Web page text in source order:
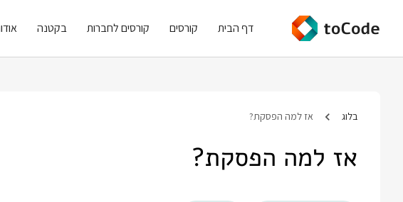
דף הבית קורסים קורסים לחברות בקטנה
בלוג אז למה הפסקת?
אז למה הפסקת?